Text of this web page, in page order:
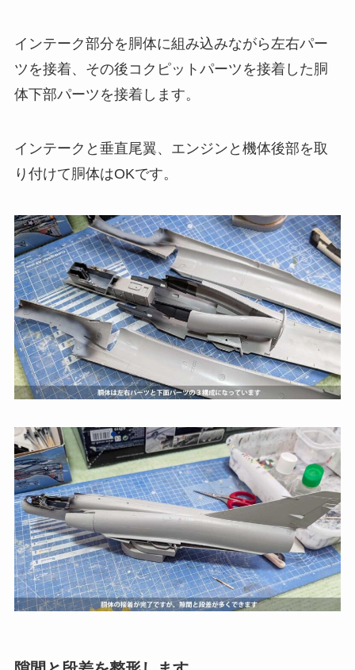
インテーク部分を胴体に組み込みながら左右パー
ツを接着、その後コクピットパーツを接着した胴
体下部パーツを接着します。
インテークと垂直尾翼、エンジンと機体後部を取
り付けて胴体はOKです。